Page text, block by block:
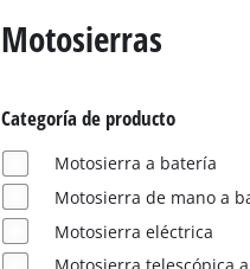
Motosierras
Categoría de producto
Motosierra a batería
Motosierra de mano a
Motosierra eléctrica